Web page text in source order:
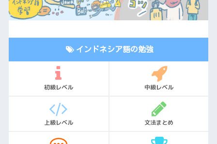
インドネシア語の勉強
初級レベル 中級レベル
上級レベル 文法まとめ